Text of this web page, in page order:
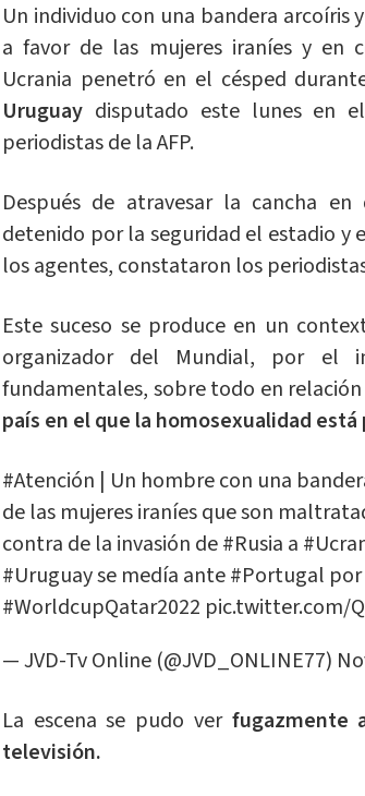
Un individuo con una bandera arcoíris
a favor de las mujeres iraníes y en
Ucrania penetró en el césped
Uruguaydisputado este lunes en
periodistas de la AFP.
Después de atravesar la cancha en
detenido por la seguridad el estadio
los agentes, constataron los
Este suceso se produce en un
organizador del Mundial, por el
fundamentales, sobre todo en
país en el que la homosexualidad
#Atención | Un hombre con una
de las mujeres iraníes que son
contra de la invasión de#Rusia a
#Uruguayse medía ante#Portugal por
#WorldcupQatar2022 pic.twitter.com/
— JVD-Tv Online (@JVD_ONLINE77)
La escena se pudo ver fugazmente
televisión.